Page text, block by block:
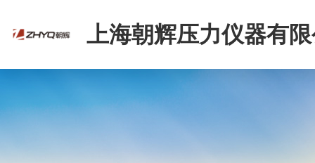
上海朝辉压力仪器有